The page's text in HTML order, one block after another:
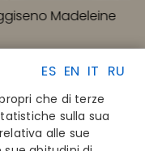
Madeleine
ES EN IT RU
che di terze
sulla sua
alle sue